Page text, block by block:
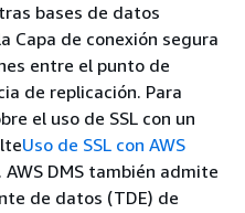
bases de datos
Capa de conexión segura
entre el punto de
de replicación. Para
el uso de SSL con un
Uso de SSL con AWS
. AWS DMS también admite
de datos (TDE) de